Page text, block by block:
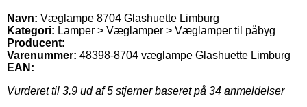
Navn: Væglampe 8704 Glashuette Limburg
Kategori: Lamper > Væglamper > Væglamper til påbyg
Producent:
Varenummer: 48398-8704 væglampe Glashuette Limburg
EAN:
Vurderet til 3.9 ud af 5 stjerner baseret på 34 anmeldelser